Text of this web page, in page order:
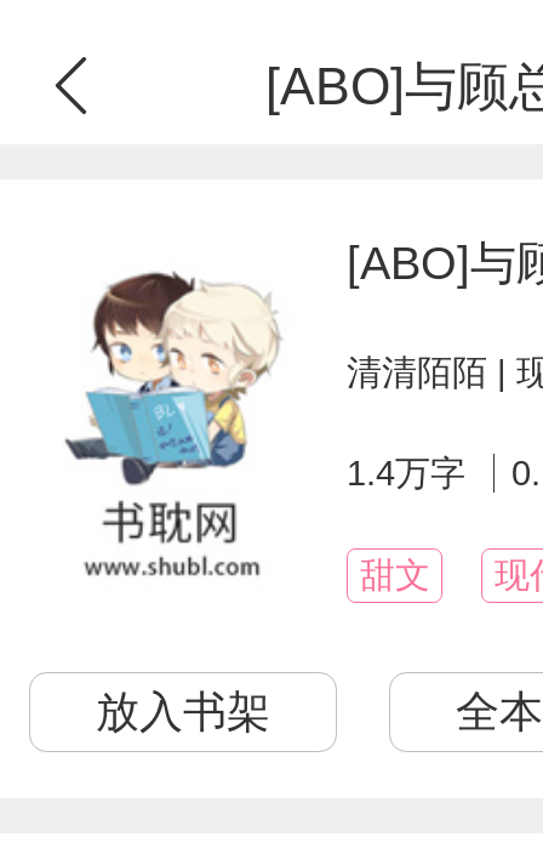
[ABO]与顾
[ABO]与
清清陌陌 |
1.4万字
甜文 现
放入书架 全